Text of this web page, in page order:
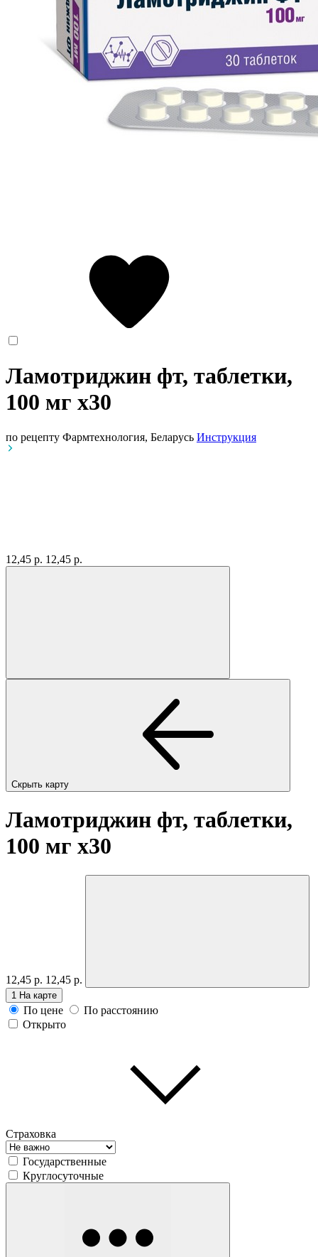
Ламотриджин фт, таблетки,
100 мг x30
по рецепту Фармтехнология, Беларусь Инструкция
12,45 р. 12,45 р.
Скрыть карту
Ламотриджин фт, таблетки,
100 мг x30
12,45 р. 12,45 р.
1 На карте
По цене
По расстоянию
Открыто
Страховка
Государственные
Круглосуточные